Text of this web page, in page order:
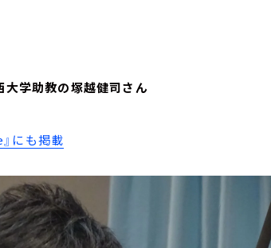
学助教の塚越健司さん
にも掲載